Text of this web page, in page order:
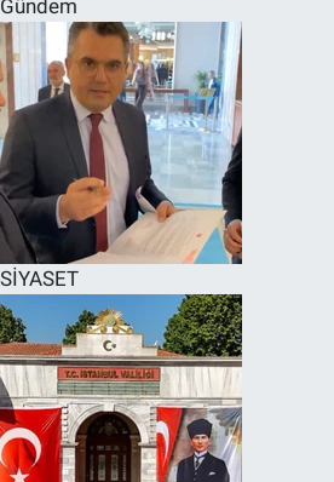
Gündem
SİYASET
SPOR
RESMİ İLANLAR